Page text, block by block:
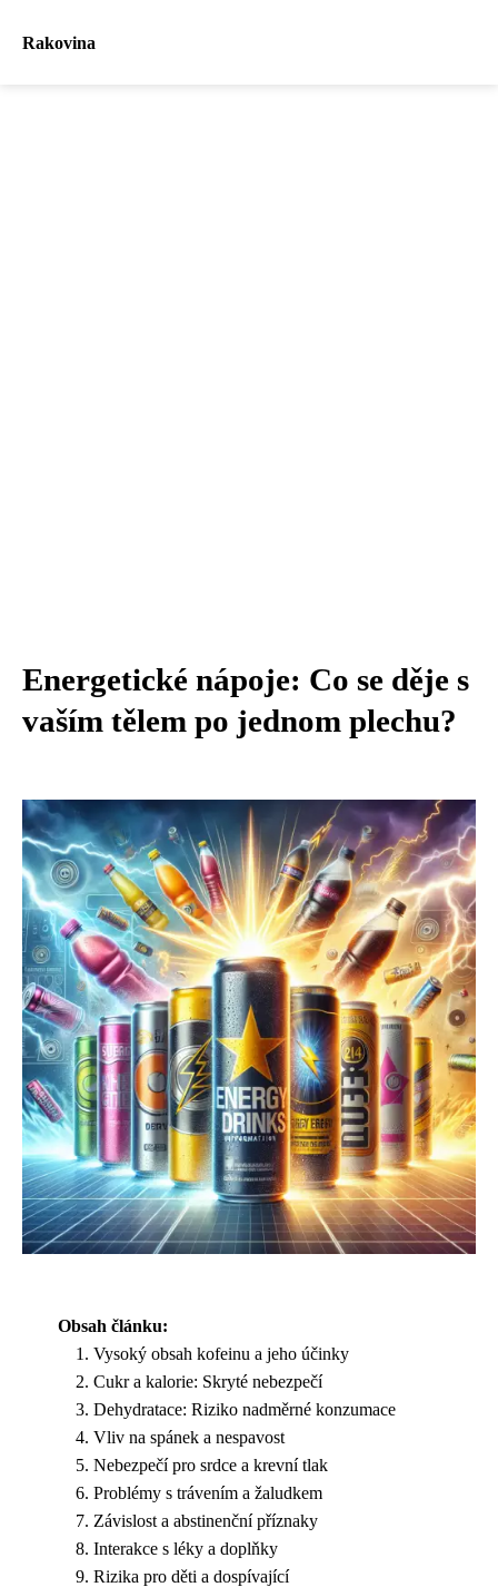
Rakovina
Energetické nápoje: Co se děje s
vaším tělem po jednom plechu?
Obsah článku:
Vysoký obsah kofeinu a jeho účinky
Cukr a kalorie: Skryté nebezpečí
Dehydratace: Riziko nadměrné konzumace
Vliv na spánek a nespavost
Nebezpečí pro srdce a krevní tlak
Problémy s trávením a žaludkem
Závislost a abstinenční příznaky
Interakce s léky a doplňky
Rizika pro děti a dospívající